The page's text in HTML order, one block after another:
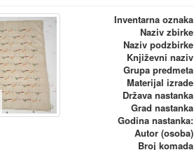
Inventarna oznaka
Naziv zbirke
Naziv podzbirke
Književni naziv
Grupa predmeta
Materijal izrade
Država nastanka
Grad nastanka
Godina nastanka:
Autor (osoba)
Broj komada